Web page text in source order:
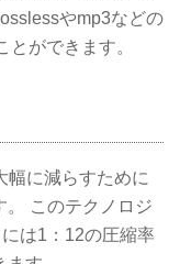
やmp3などの
ができます。
幅に減らすために
。 このテクノロジ
は1：12の圧縮率